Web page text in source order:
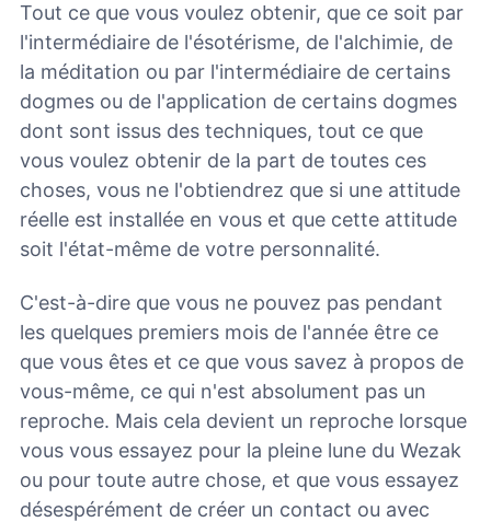
Tout ce que vous voulez obtenir, que ce soit par
l'intermédiaire de l'ésotérisme, de l'alchimie, de
la méditation ou par l'intermédiaire de certains
dogmes ou de l'application de certains dogmes
dont sont issus des techniques, tout ce que
vous voulez obtenir de la part de toutes ces
choses, vous ne l'obtiendrez que si une attitude
réelle est installée en vous et que cette attitude
soit l'état-même de votre personnalité.
C'est-à-dire que vous ne pouvez pas pendant
les quelques premiers mois de l'année être ce
que vous êtes et ce que vous savez à propos de
vous-même, ce qui n'est absolument pas un
reproche. Mais cela devient un reproche lorsque
vous vous essayez pour la pleine lune du Wezak
ou pour toute autre chose, et que vous essayez
désespérément de créer un contact ou avec